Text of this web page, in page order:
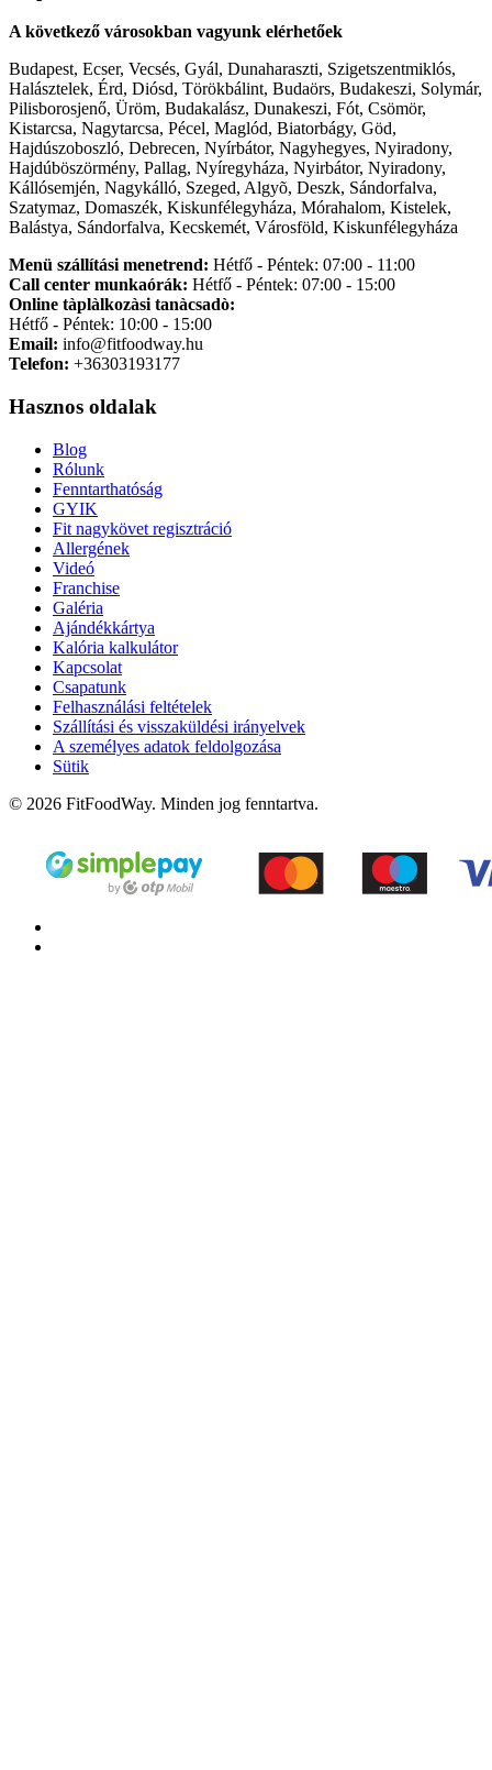
A következő városokban vagyunk elérhetőek
Budapest, Ecser, Vecsés, Gyál, Dunaharaszti, Szigetszentmiklós,
Halásztelek, Érd, Diósd, Törökbálint, Budaörs, Budakeszi, Solymár,
Pilisborosjenő, Üröm, Budakalász, Dunakeszi, Fót, Csömör,
Kistarcsa, Nagytarcsa, Pécel, Maglód, Biatorbágy, Göd,
Hajdúszoboszló, Debrecen, Nyírbátor, Nagyhegyes, Nyiradony,
Hajdúböszörmény, Pallag, Nyíregyháza, Nyirbátor, Nyiradony,
Kállósemjén, Nagykálló, Szeged, Algyõ, Deszk, Sándorfalva,
Szatymaz, Domaszék, Kiskunfélegyháza, Mórahalom, Kistelek,
Balástya, Sándorfalva, Kecskemét, Városföld, Kiskunfélegyháza
Menü szállítási menetrend: Hétfő - Péntek: 07:00 - 11:00
Call center munkaórák: Hétfő - Péntek: 07:00 - 15:00
Online tàplàlkozàsi tanàcsadò:
Hétfő - Péntek: 10:00 - 15:00
Email: info@fitfoodway.hu
Telefon: +36303193177
Hasznos oldalak
Blog
Rólunk
Fenntarthatóság
GYIK
Fit nagykövet regisztráció
Allergének
Videó
Franchise
Galéria
Ajándékkártya
Kalória kalkulátor
Kapcsolat
Csapatunk
Felhasználási feltételek
Szállítási és visszaküldési irányelvek
A személyes adatok feldolgozása
Sütik
© 2026 FitFoodWay. Minden jog fenntartva.